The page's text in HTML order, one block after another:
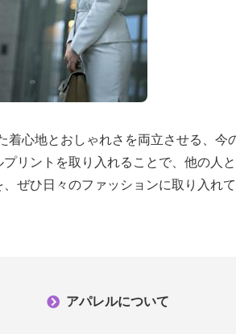
心地とおしゃれさを両立させる、今
リントを取り入れることで、他の人
ぜひ日々のファッションに取り入れ
アパレルについて